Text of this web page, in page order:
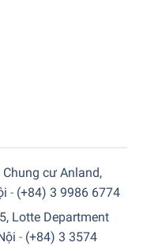
Chung cư Anland,
- (+84) 3 9986 6774
Lotte Department
- (+84) 3 3574